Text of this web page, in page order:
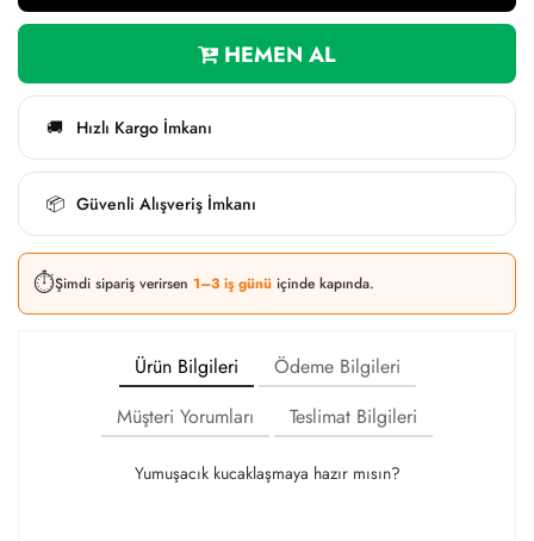
HEMEN AL
🚚 Hızlı Kargo İmkanı
📦 Güvenli Alışveriş İmkanı
⏱️Şimdi sipariş verirsen 1–3 iş günü içinde kapında.
Ürün Bilgileri
Ödeme Bilgileri
Müşteri Yorumları
Teslimat Bilgileri
Yumuşacık kucaklaşmaya hazır mısın?